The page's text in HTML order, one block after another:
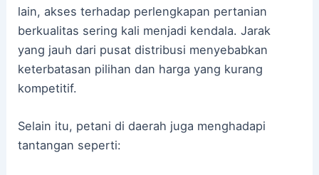
lain, akses terhadap perlengkapan pertanian
berkualitas sering kali menjadi kendala. Jarak
yang jauh dari pusat distribusi menyebabkan
keterbatasan pilihan dan harga yang kurang
kompetitif.
Selain itu, petani di daerah juga menghadapi
tantangan seperti: